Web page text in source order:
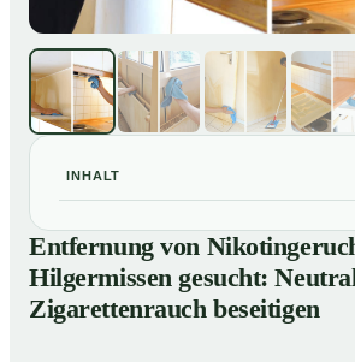
INHALT
01 Entfernung von Nikotingeruch in
Neutralisieren und Zigarettenrauch
So entfernen wir Nikotingeruch in
nachhaltig
Entfernung von
Hilgermissen gesucht:
Zigarettenrauch beseitigen